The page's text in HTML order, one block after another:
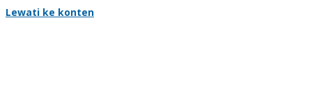
Lewati ke konten